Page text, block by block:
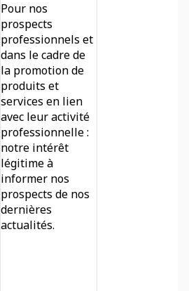
Pour nos
prospects
professionnels et
dans le cadre de
la promotion de
produits et
services en lien
avec leur activité
professionnelle :
notre intérêt
légitime à
informer nos
prospects de nos
dernières
actualités.